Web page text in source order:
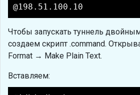
@198.51.100.10
Чтобы запускать туннель
создаем скрипт .command.
Format → Make Plain Text.
Вставляем: